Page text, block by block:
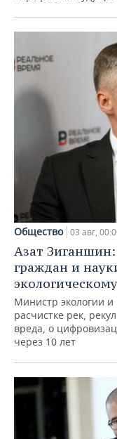
Общество 03 авг,
Азат Зиганшин:
граждан и
Министр экологии
расчистке рек,
вреда, о
через 10 лет